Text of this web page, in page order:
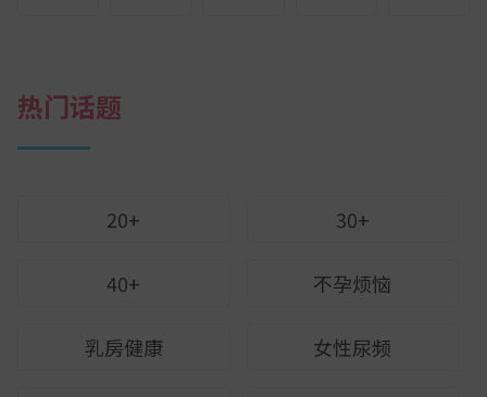
热门话题
20+ 30+
40+ 不孕烦恼
乳房健康 女性尿频